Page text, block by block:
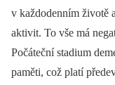
v každodenním životě
aktivit. To vše má
Počáteční stadium
paměti, což platí